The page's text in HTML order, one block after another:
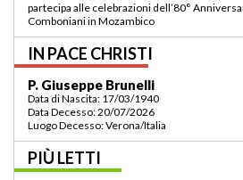
settembre all’incontro della commissione
della regione a Lomé/Togo
IN PACE CHRISTI
P. Bruno Bordonali
Data di Nascita: 01/07/1942
Data Decesso: 13/07/2026
Luogo Decesso: Verona /Italia
PIÙ LETTI